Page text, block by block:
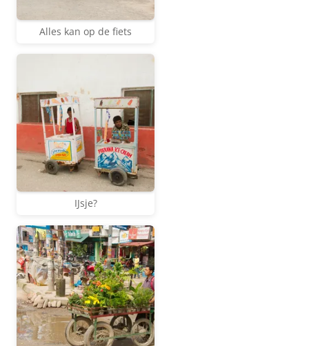
Alles kan op de fiets
IJsje?